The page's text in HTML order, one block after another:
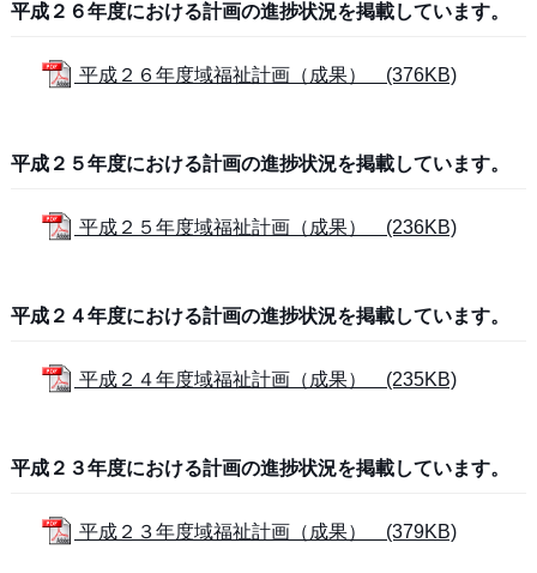
平成２６年度における計画の進捗状況を掲載しています。
平成２６年度域福祉計画（成果） (376KB)
平成２５年度における計画の進捗状況を掲載しています。
平成２５年度域福祉計画（成果） (236KB)
平成２４年度における計画の進捗状況を掲載しています。
平成２４年度域福祉計画（成果） (235KB)
平成２３年度における計画の進捗状況を掲載しています。
平成２３年度域福祉計画（成果） (379KB)